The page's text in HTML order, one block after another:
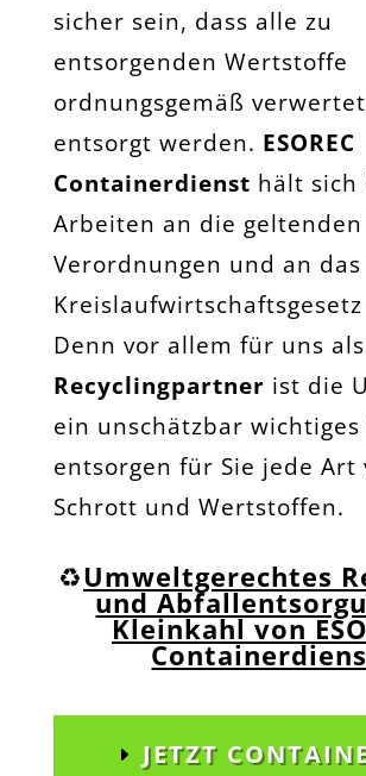
sicher sein, dass alle zu
entsorgenden Wertstoffe
ordnungsgemäß
entsorgt werden. ESOREC
Containerdienst hält sich
Arbeiten an die geltenden
Verordnungen und an das
Kreislaufwirtschaftsgesetz
Denn vor allem für uns als
Recyclingpartner ist die
ein unschätzbar
entsorgen für Sie jede Art
Schrott und Wertstoffen.
♻️Umweltgerechtes
und
Kleinkahl von
JETZT